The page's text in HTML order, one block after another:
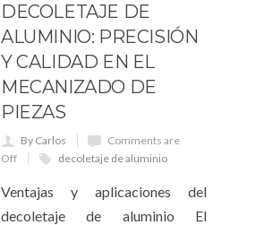
DECOLETAJE DE
ALUMINIO: PRECISIÓN
Y CALIDAD EN EL
MECANIZADO DE
PIEZAS
By Carlos
Comments are
Off
decoletaje de aluminio
Ventajas y aplicaciones del
decoletaje de aluminio El